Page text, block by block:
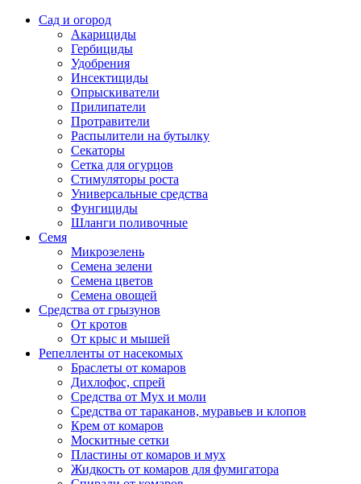
Сад и огород
Акарициды
Гербициды
Удобрения
Инсектициды
Опрыскиватели
Прилипатели
Протравители
Распылители на бутылку
Секаторы
Сетка для огурцов
Стимуляторы роста
Универсальные средства
Фунгициды
Шланги поливочные
Семя
Микрозелень
Семена зелени
Семена цветов
Семена овощей
Средства от грызунов
От кротов
От крыс и мышей
Репелленты от насекомых
Браслеты от комаров
Дихлофос, спрей
Средства от Мух и моли
Средства от тараканов, муравьев и клопов
Крем от комаров
Москитные сетки
Пластины от комаров и мух
Жидкость от комаров для фумигатора